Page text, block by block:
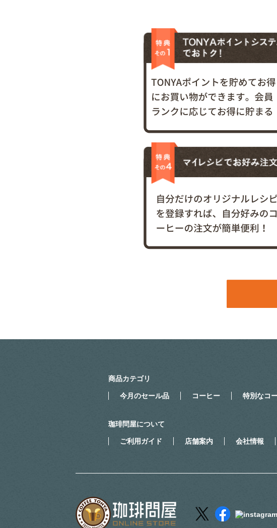
商品カテゴリ
今月のセール品 コーヒー 特別なコ
珈琲問屋について
ご利用ガイド 店舗案内 会社情報